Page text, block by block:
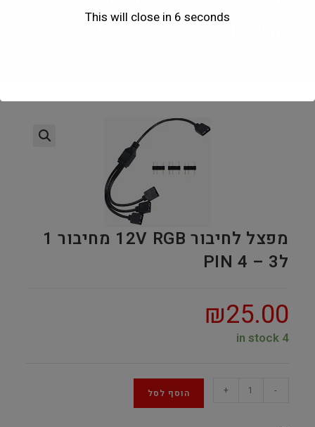
מחיבור 1 ל3 – 4 PIN
מפצל לחיבור 12V RGB מחיבור 1
ל3 – 4 PIN
₪25.00
4 in stock
-
+ הוסף לסל
This will close in 6 seconds